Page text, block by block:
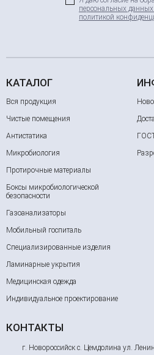
персональных
политикой
КАТАЛОГ
Вся продукция
Чистые помещения
Антистатика
Микробиология
Протирочные материалы
Боксы микробиологической
безопасности
Газоанализаторы
Мобильный госпиталь
Специализированные изделия
Ламинарные укрытия
Медицинская одежда
Индивидуальное проектирование
КОНТАКТЫ
г. Новороссийск с. Цемдолина ул.